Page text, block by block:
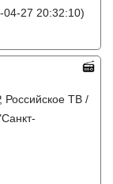
04-27 20:32:10)
ТВ /